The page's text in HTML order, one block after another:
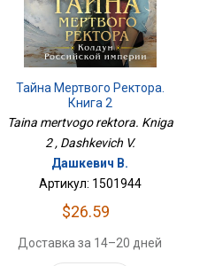
Тайна Мертвого Ректора.
Книга 2
Taina mertvogo rektora. Kniga
2 , Dashkevich V.
Дашкевич В.
Артикул: 1501944
$26.59
Доставка за 14–20 дней